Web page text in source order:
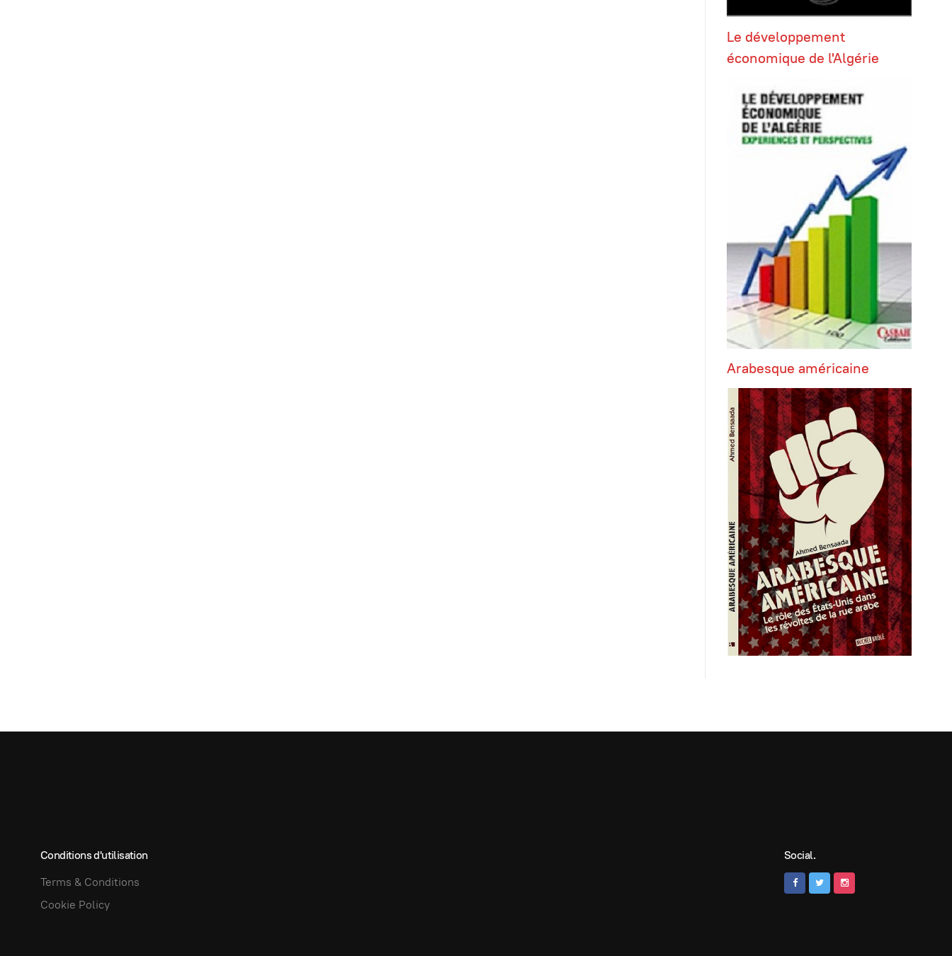
Le développement
économique de l'Algérie
Arabesque américaine
Conditions d'utilisation
Terms & Conditions
Cookie Policy
Social.